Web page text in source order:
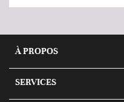
À PROPOS
SERVICES